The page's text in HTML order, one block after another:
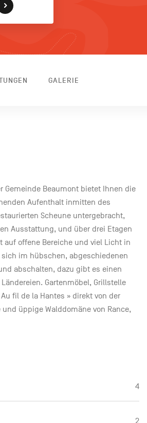
GALERIE
Gemeinde Beaumont bietet Ihnen die
Aufenthalt inmitten des
Scheune untergebracht,
Ausstattung, und über drei Etagen
auf offene Bereiche und viel Licht in
im hübschen, abgeschiedenen
abschalten, dazu gibt es einen
Gartenmöbel, Grillstelle
fil de la Hantes » direkt von der
üppige Walddomäne von Rance,
4
2